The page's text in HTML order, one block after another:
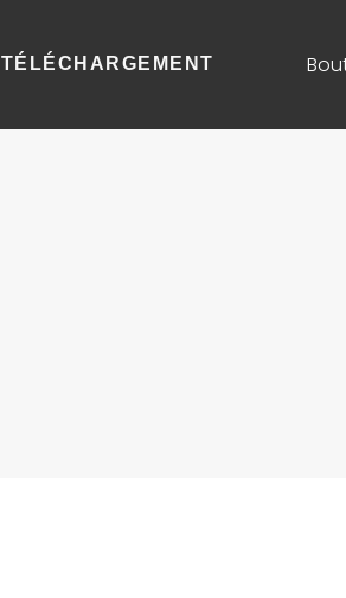
TÉLÉCHARGEMENT